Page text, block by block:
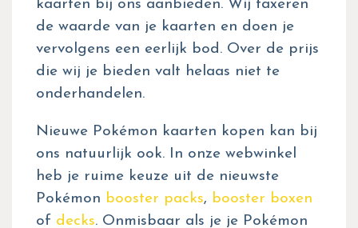
kaarten bij ons aanbieden. Wij taxeren
de waarde van je kaarten en doen je
vervolgens een eerlijk bod. Over de prijs
die wij je bieden valt helaas niet te
onderhandelen.
Nieuwe Pokémon kaarten kopen kan bij
ons natuurlijk ook. In onze webwinkel
heb je ruime keuze uit de nieuwste
Pokémon booster packs, booster boxen
of decks. Onmisbaar als je je Pokémon